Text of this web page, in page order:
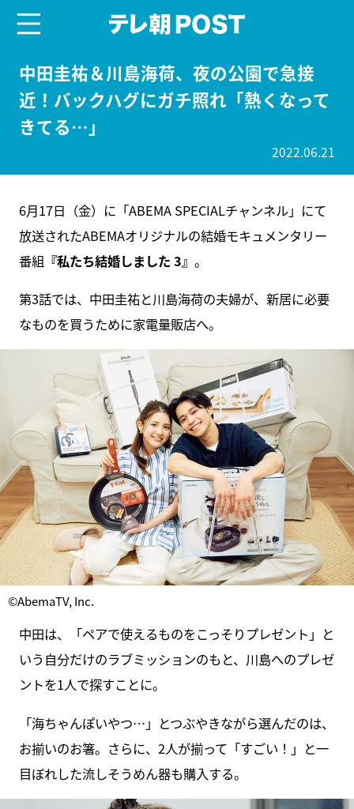
中田圭祐＆川島海荷、夜の公園で急接
近！バックハグにガチ照れ「熱くなって
きてる…」
2022.06.21
6月17日（金）に「ABEMA SPECIALチャンネル」にて
放送されたABEMAオリジナルの結婚モキュメンタリー
番組 『私たち結婚しました 3』 。
第3話では、中田圭祐と川島海荷の夫婦が、新居に必要
なものを買うために家電量販店へ。
©AbemaTV, Inc.
中田は、「ペアで使えるものをこっそりプレゼント」と
いう自分だけのラブミッションのもと、川島へのプレゼ
ントを1人で探すことに。
「海ちゃんぽいやつ…」とつぶやきながら選んだのは、
お揃いのお箸。さらに、2人が揃って「すごい！」と一
目ぼれした流しそうめん器も購入する。